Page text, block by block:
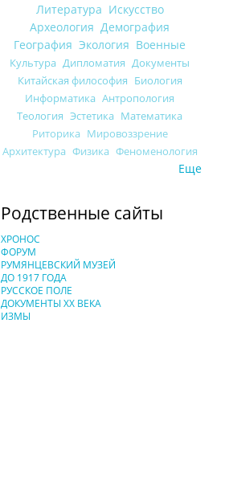
Литература Искусство
Археология Демография
География Экология Военные
Культура Дипломатия Документы
Китайская философия Биология
Информатика Антропология
Теология Эстетика Математика
Риторика Мировоззрение
Архитектура Физика Феноменология
Еще
Родственные сайты
ХРОНОС
ФОРУМ
РУМЯНЦЕВСКИЙ МУЗЕЙ
ДО 1917 ГОДА
РУССКОЕ ПОЛЕ
ДОКУМЕНТЫ XX ВЕКА
ИЗМЫ